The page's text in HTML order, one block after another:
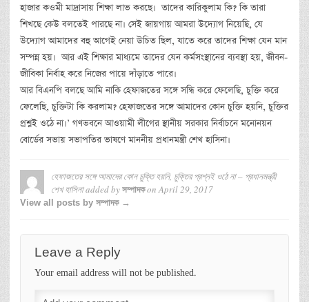
হাজার কওমী মাদ্রাসায় শিক্ষা লাভ করছে। তাদের কারিকুলাম কি? কি তারা
শিখছে কেউ বলতেই পারছে না। সেই জায়গায় আমরা উদ্যোগ নিয়েছি, যে
উদ্যোগ আমাদের বহু আগেই নেয়া উচিত ছিল, যাতে করে তাদের শিক্ষা যেন মান
সম্পন্ন হয়। আর এই শিক্ষার মাধ্যমে তাদের যেন কর্মসংস্থানের ব্যবস্থা হয়, জীবন-
জীবিকা নির্বাহ করে নিজের পায়ে দাঁড়াতে পারে।
আর বিএনপি বলছে আমি নাকি হেফাজতের সঙ্গে সন্ধি করে ফেলেছি, চুক্তি করে
ফেলেছি, চুক্তিটা কি করলাম? হেফাজতের সঙ্গে আমাদের কোন চুক্তি হয়নি, চুক্তির
প্রশ্নই ওঠে না।’ গণভবনে আওয়ামী লীগের স্থানীয় সরকার নির্বাচনে মনোনয়ন
বোর্ডের সভায় সভাপতির ভাষণে মাননীয় প্রধানমন্ত্রী শেখ হাসিনা।
হেফাজতের সঙ্গে আমাদের কোন চুক্তি হয়নি, চুক্তির প্রশ্নই ওঠে না – প্রধানমন্ত্রী
শেখ হাসিনাadded by সম্পাদকonApril 29, 2017
View all posts by সম্পাদক →
Leave a Reply
Your email address will not be published.